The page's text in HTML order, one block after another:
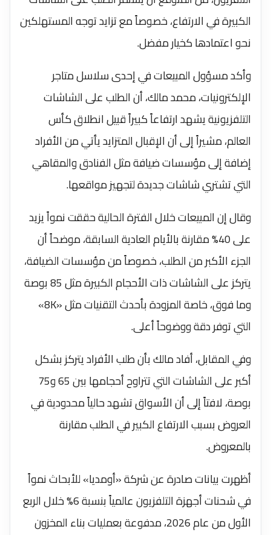
الكبيرة في الارتفاع، خصوصاً مع تزايد توجه المستهلكين
نحو اعتمادها كخيار مفضل.
وأكد مسؤول المبيعات في إحدى سلاسل متاجر
الإلكترونيات، محمد مالك، أن الطلب على الشاشات
التلفزيونية يشهد ارتفاعاً كبيراً قبيل انطلاق كأس
العالم، مشيراً إلى أن الإقبال المتزايد يأتي من الأفراد
إضافة إلى مؤسسات ضيافة مثل الفنادق والمقاهي
التي تشتري شاشات جديدة لتجهيز مواقعها.
وقال إن المبيعات خلال الفترة الحالية حققت نمواً يزيد
على 40% مقارنة بالأيام العادية السابقة، موضحاً أن
الجزء الأكبر من الطلب، خصوصاً من مؤسسات الضيافة،
يتركز على الشاشات ذات الأحجام الكبيرة مثل 85 بوصة
وما فوق، خاصة المزودة بأحدث التقنيات مثل «8K»
التي توفر دقة ووضوحاً أعلى.
وفي المقابل، أفاد مالك بأن طلب الأفراد يتركز بشكل
أكبر على الشاشات التي تتراوح أحجامها بين 65 و75
بوصة، لافتاً إلى أن الأسواق تشهد حالياً محدودية في
العروض بسبب الارتفاع الكبير في الطلب مقارنة
بالمعروض.
أظهرت بيانات صادرة عن شركة «أومديا» للأبحاث نمواً
في شحنات أجهزة التلفزيون عالمياً بنسبة 6% خلال الربع
الأول من عام 2026، مدفوعة بعمليات بناء المخزون